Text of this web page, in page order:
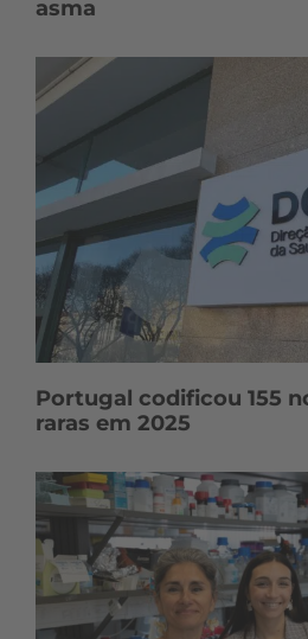
asma
Portugal codificou 155
raras em 2025